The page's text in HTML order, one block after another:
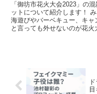
「御坊市花火大会2023」の
ットについて紹介します！
海遊びやバーベキュー、キ
と言っても外せないのが花